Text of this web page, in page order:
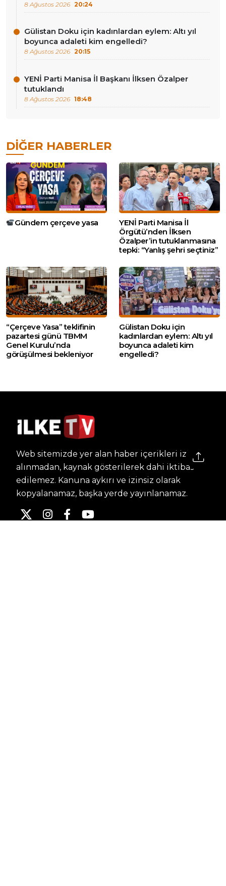
8 Ağustos 2026 20:24
Gülistan Doku için kadınlardan eylem: Altı yıl
boyunca adaleti kim engelledi?
8 Ağustos 2026 20:15
YENİ Parti Manisa İl Başkanı İlksen Özalper
tutuklandı
8 Ağustos 2026 18:48
DIĞER HABERLER
Gündem çerçeve yasa
YENİ Parti Manisa İl
Örgütü’nden İlksen
Özalper’in tutuklanmasına
tepki: “Yanlış şehri seçtiniz”
“Çerçeve Yasa” teklifinin
pazartesi günü TBMM
Genel Kurulu’nda
görüşülmesi bekleniyor
Gülistan Doku için
kadınlardan eylem: Altı yıl
boyunca adaleti kim
engelledi?
Web sitemizde yer alan haber içerikleri izin
alınmadan, kaynak gösterilerek dahi iktibas
edilemez. Kanuna aykırı ve izinsiz olarak
kopyalanamaz, başka yerde yayınlanamaz.